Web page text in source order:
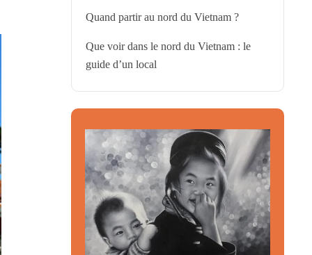
Quand partir au nord du Vietnam ?
Que voir dans le nord du Vietnam : le
guide d’un local